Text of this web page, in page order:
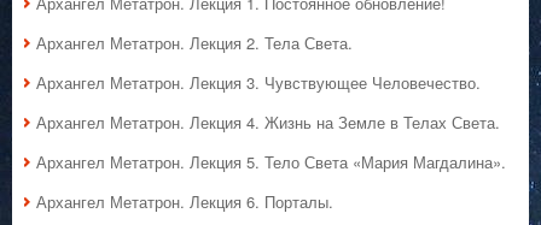
Архангел Метатрон. Лекция 2. Тела Света.
Архангел Метатрон. Лекция 3. Чувствующее Человечество.
Архангел Метатрон. Лекция 4. Жизнь на Земле в Телах Света.
Архангел Метатрон. Лекция 5. Тело Света «Мария Магдалина».
Архангел Метатрон. Лекция 6. Порталы.